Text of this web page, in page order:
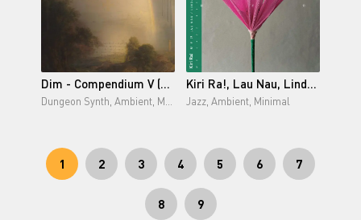
Dim - Compendium V (2026) Kiri Ra!, Lau Nau, Linda Fredriksson, Matti Bye - nen (2026)
Jazz, Ambient, Minimal
1 2 3 4 5 6 7
8 9